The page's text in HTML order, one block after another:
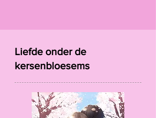
Liefde onder de
kersenbloesems